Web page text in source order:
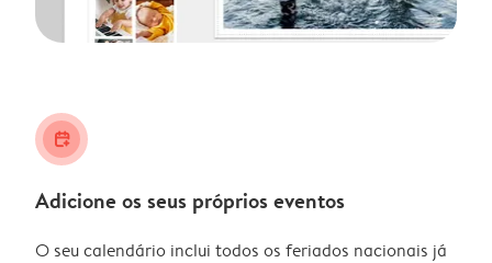
calendar_plus
Adicione os seus próprios eventos
O seu calendário inclui todos os feriados nacionais já